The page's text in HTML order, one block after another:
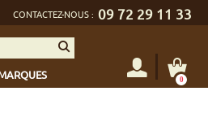
CONTACTEZ-NOUS : 09 72 29 11 33
0